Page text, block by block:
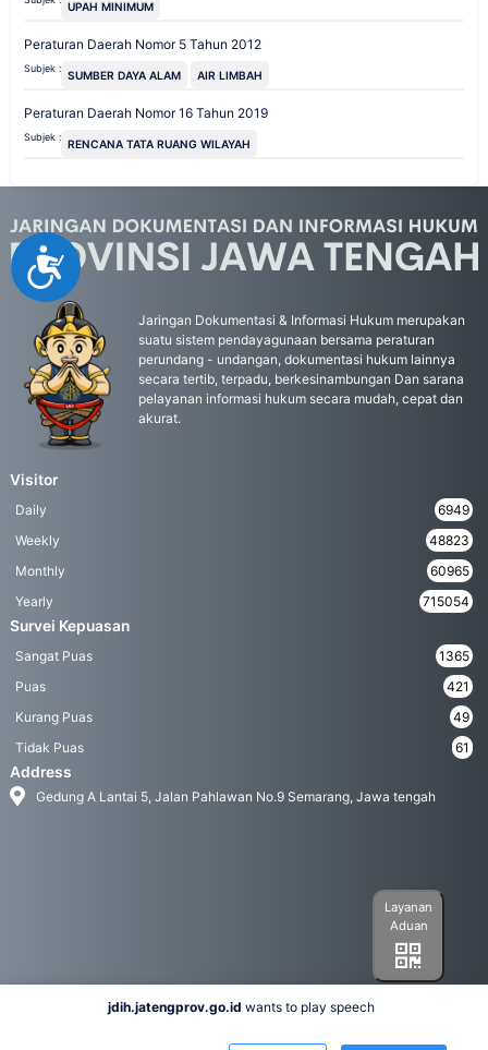
Accessibility
UPAH MINIMUM
Peraturan Daerah Nomor 5 Tahun 2012
Subjek : SUMBER DAYA ALAM AIR LIMBAH
Peraturan Daerah Nomor 16 Tahun 2019
Subjek : RENCANA TATA RUANG WILAYAH
Jaringan Dokumentasi & Informasi Hukum merupakan
suatu sistem pendayagunaan bersama peraturan
perundang - undangan, dokumentasi hukum lainnya
secara tertib, terpadu, berkesinambungan Dan sarana
pelayanan informasi hukum secara mudah, cepat dan
akurat.
Visitor
Daily
6949
Weekly
48823
Monthly
60965
Yearly
715054
Survei Kepuasan
Sangat Puas
1365
Puas
421
Kurang Puas
49
Tidak Puas
61
Address
Gedung A Lantai 5, Jalan Pahlawan No.9 Semarang, Jawa tengah
Layanan
Aduan
jdih.jatengprov.go.id wants to play speech